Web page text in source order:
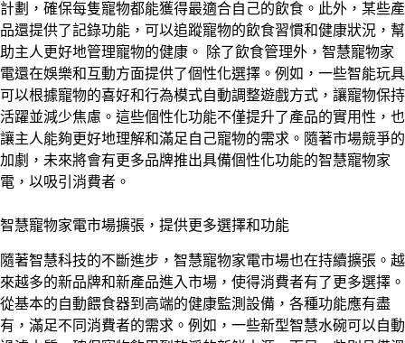
計劃，確保每隻寵物都能獲得最適合自己的飲食。此外，某些產
品還提供了記錄功能，可以追蹤寵物的飲食習慣和健康狀況，幫
助主人更好地管理寵物的健康。 除了飲食管理外，智慧寵物家
電還在娛樂和互動方面提供了個性化選擇。例如，一些智能玩具
可以根據寵物的喜好和行為模式自動調整遊戲方式，讓寵物保持
活躍並減少焦慮。這些個性化功能不僅提升了產品的實用性，也
讓主人能夠更好地理解和滿足自己寵物的需求。隨著市場競爭的
加劇，未來將會有更多品牌推出具備個性化功能的智慧寵物家
電，以吸引消費者。
智慧寵物家電市場擴張，提供更多選擇和功能
隨著智慧科技的不斷進步，智慧寵物家電市場也在持續擴張。越
來越多的新品牌和新產品進入市場，使得消費者有了更多選擇。
從基本的自動餵食器到高端的健康監測設備，各種功能應有盡
有，滿足不同消費者的需求。例如，一些新型智慧水碗可以自動